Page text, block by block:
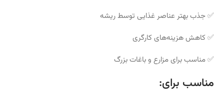
✅ جذب بهتر عناصر غذایی توسط ریشه
✅ کاهش هزینه‌های کارگری
✅ مناسب برای مزارع و باغات بزرگ
مناسب برای: